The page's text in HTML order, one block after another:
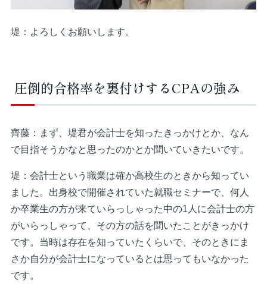
堤：よろしくお願いします。
圧倒的合格率を裏付けするCPAの強み
齊藤：まず、堤君が会計士を知ったきっかけとか、なん
で目指そうかなと思ったのかとか聞いていきたいです。
堤：会計士という職業は確か高校生のときから知ってい
ました。出身校で開催されていた就職セミナーで、何人
か卒業生の方が来ていらっしゃった中の1人に会計士の方
がいらっしゃって、その方の話を聞いたことがきっかけ
です。当時は存在を知っていたくらいで、そのときにま
さか自分が会計士になっているとは思ってもいなかった
です。